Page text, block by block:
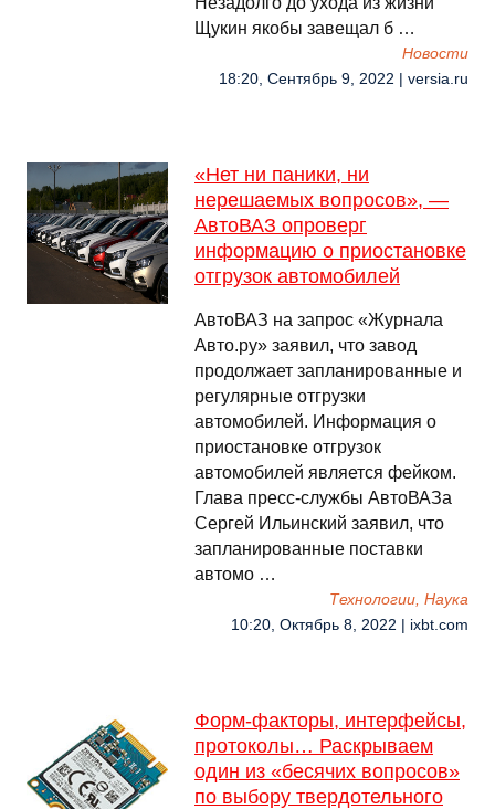
Щукин якобы завещал б …
Новости
18:20, Сентябрь 9, 2022 | versia.ru
«Нет ни паники, ни
нерешаемых вопросов», —
АвтоВАЗ опроверг
информацию о приостановке
отгрузок автомобилей
АвтоВАЗ на запрос «Журнала
Авто.ру» заявил, что завод
продолжает запланированные и
регулярные отгрузки
автомобилей. Информация о
приостановке отгрузок
автомобилей является фейком.
Глава пресс-службы АвтоВАЗа
Сергей Ильинский заявил, что
запланированные поставки
автомо …
Технологии, Наука
10:20, Октябрь 8, 2022 | ixbt.com
Форм-факторы, интерфейсы,
протоколы… Раскрываем
один из «бесячих вопросов»
по выбору твердотельного